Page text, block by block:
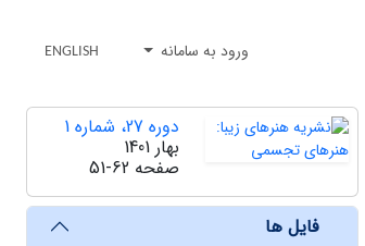
ورود به سامانه ENGLISH
دوره 27، شماره 1
بهار 1401
صفحه 51-62
فایل ها